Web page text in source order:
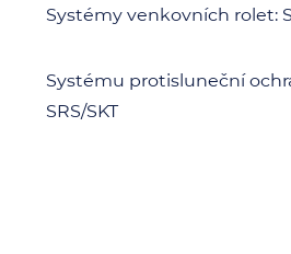
Systémy venkovních rolet:
Systému protisluneční
SRS/SKT